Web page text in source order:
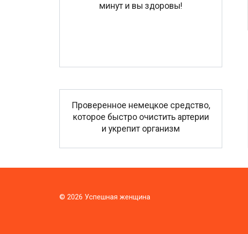
минут и вы здоровы!
Проверенное немецкое средство,
которое быстро очистить артерии
и укрепит организм
© 2026 Успешная женщина